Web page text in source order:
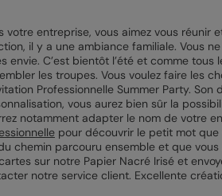
votre entreprise, vous aimez vous réunir
il y a une ambiance familiale. Vous
envie. C’est bientôt l’été et comme
les troupes. Vous voulez faire les
Professionnelle Summer Party.
vous aurez bien sûr la
notamment adapter le nom de votre
pour découvrir le petit mot que
chemin parcouru ensemble et que
sur notre Papier Nacré Irisé et
notre service client. Excellente